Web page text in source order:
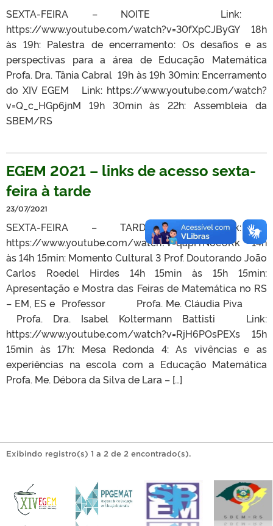
SEXTA-FEIRA – NOITE Link:
https://www.youtube.com/watch?v=30fXpCJByGY 18h
às 19h: Palestra de encerramento: Os desafios e as
perspectivas para a área de Educação Matemática
Profa. Dra. Tânia Cabral 19h às 19h 30min: Encerramento
do XIV EGEM Link: https://www.youtube.com/watch?
v=Q_c_HGp6jnM 19h 30min às 22h: Assembleia da
SBEM/RS
EGEM 2021 – links de acesso sexta-
feira à tarde
23/07/2021
SEXTA-FEIRA – TARDE Link:
https://www.youtube.com/watch?v=qapFrNoe0Rk 14h
às 14h 15min: Momento Cultural 3 Prof. Doutorando João
Carlos Roedel Hirdes 14h 15min às 15h 15min:
Apresentação e Mostra das Feiras de Matemática no RS
– EM, ES e Professor Profa. Me. Cláudia Piva
Profa. Dra. Isabel Koltermann Battisti Link:
https://www.youtube.com/watch?v=RjH6POsPEXs 15h
15min às 17h: Mesa Redonda 4: As vivências e as
experiências na escola com a Educação Matemática
Profa. Me. Débora da Silva de Lara – […]
Exibindo registro(s) 1 a 2 de 2 encontrado(s).